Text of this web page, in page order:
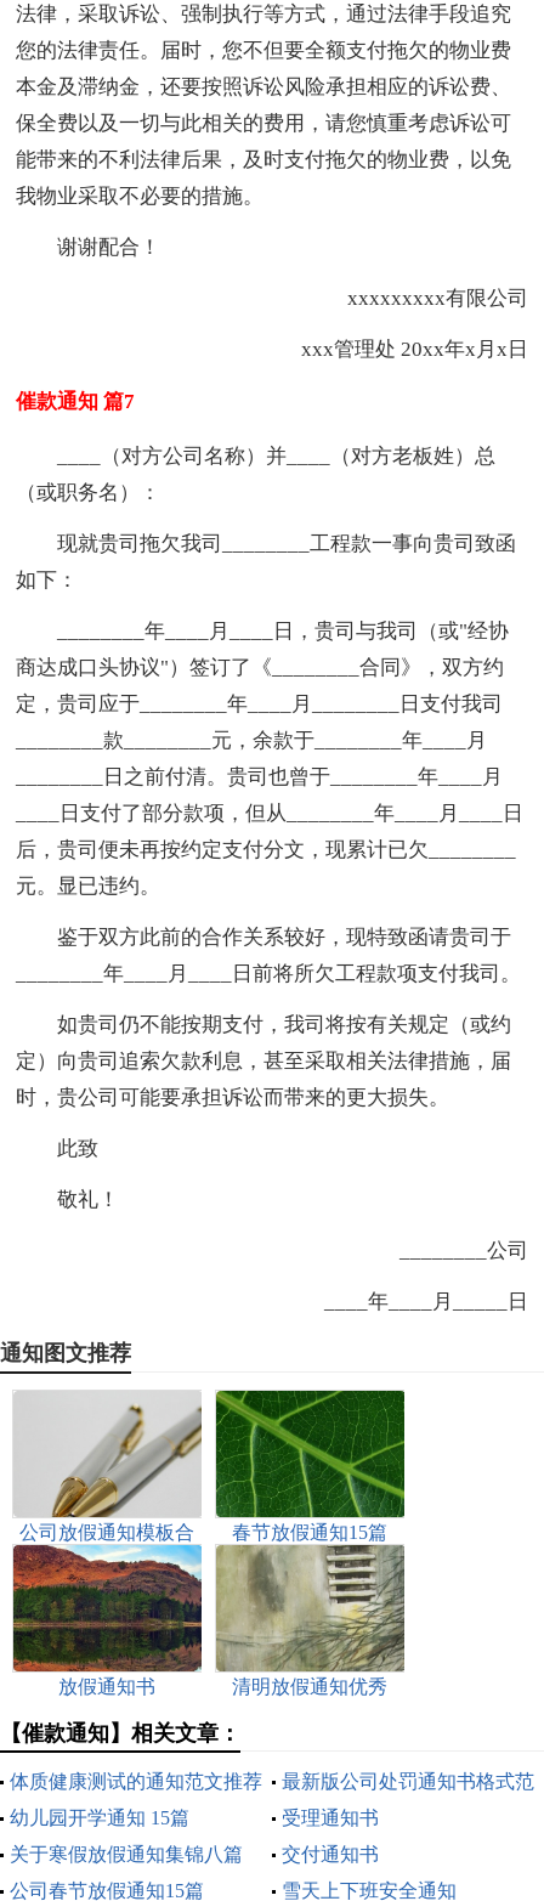
法律，采取诉讼、强制执行等方式，通过法律手段追究
您的法律责任。届时，您不但要全额支付拖欠的物业费
本金及滞纳金，还要按照诉讼风险承担相应的诉讼费、
保全费以及一切与此相关的费用，请您慎重考虑诉讼可
能带来的不利法律后果，及时支付拖欠的物业费，以免
我物业采取不必要的措施。
谢谢配合！
xxxxxxxxx有限公司
xxx管理处 20xx年x月x日
催款通知 篇7
____（对方公司名称）并____（对方老板姓）总
（或职务名）：
现就贵司拖欠我司________工程款一事向贵司致函
如下：
________年____月____日，贵司与我司（或"经协
商达成口头协议"）签订了《________合同》，双方约
定，贵司应于________年____月________日支付我司
________款________元，余款于________年____月
________日之前付清。贵司也曾于________年____月
____日支付了部分款项，但从________年____月____日
后，贵司便未再按约定支付分文，现累计已欠________
元。显已违约。
鉴于双方此前的合作关系较好，现特致函请贵司于
________年____月____日前将所欠工程款项支付我司。
如贵司仍不能按期支付，我司将按有关规定（或约
定）向贵司追索欠款利息，甚至采取相关法律措施，届
时，贵公司可能要承担诉讼而带来的更大损失。
此致
敬礼！
________公司
____年____月_____日
通知图文推荐
公司放假通知模板合
集10篇
春节放假通知15篇
放假通知书 清明放假通知优秀
【催款通知】相关文章：
体质健康测试的通知范文推荐
最新版公司处罚通知书格式范
文大全
幼儿园开学通知 15篇
受理通知书
关于寒假放假通知集锦八篇
交付通知书
公司春节放假通知15篇
雪天上下班安全通知